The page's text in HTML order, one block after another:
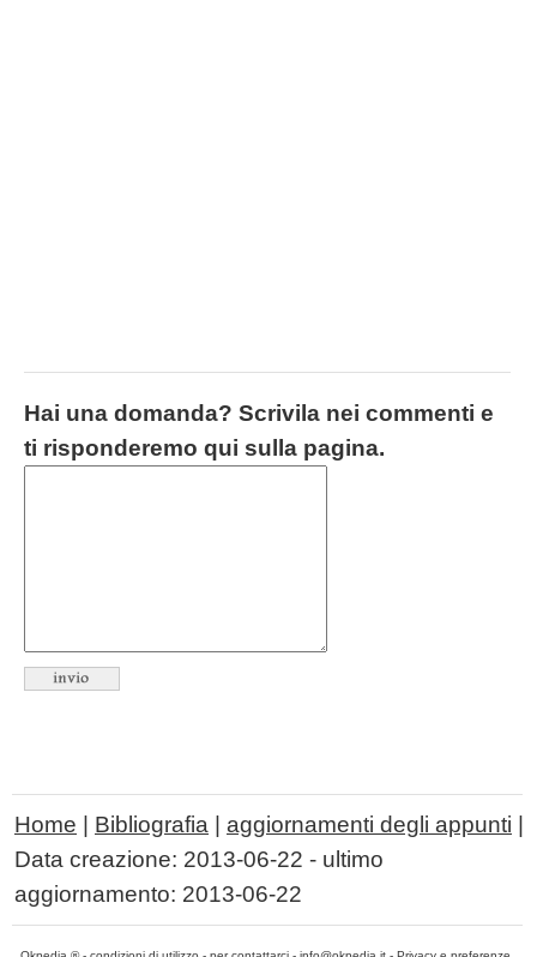
Hai una domanda? Scrivila nei commenti e
ti risponderemo qui sulla pagina.
Home Bibliografia aggiornamenti degli appunti
Data creazione: 2013-06-22 - ultimo
aggiornamento: 2013-06-22